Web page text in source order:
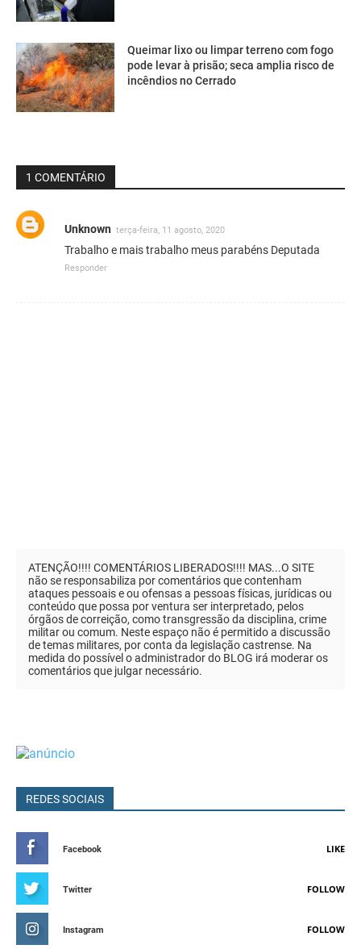
Queimar lixo ou limpar terreno com fogo
pode levar à prisão; seca amplia risco de
incêndios no Cerrado
1 COMENTÁRIO
Unknown terça-feira, 11 agosto, 2020
Trabalho e mais trabalho meus parabéns Deputada
Responder
ATENÇÃO!!!! COMENTÁRIOS LIBERADOS!!!! MAS...O SITE
não se responsabiliza por comentários que contenham
ataques pessoais e ou ofensas a pessoas físicas, jurídicas ou
conteúdo que possa por ventura ser interpretado, pelos
órgãos de correição, como transgressão da disciplina, crime
militar ou comum. Neste espaço não é permitido a discussão
de temas militares, por conta da legislação castrense. Na
medida do possível o administrador do BLOG irá moderar os
comentários que julgar necessário.
REDES SOCIAIS
Facebook LIKE
Twitter FOLLOW
Instagram FOLLOW